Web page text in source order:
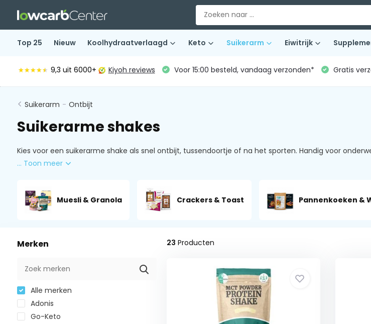
Top 25 Nieuw Koolhydraatverlaagd Keto Suikerarm Eiwitrijk
★★★★★
★★★★★ 9,3 uit 6000+ Kiyoh reviews Voor 15:00 besteld, vandaag verzonden* Gratis
Suikerarm - Ontbijt
Suikerarme shakes
Kies voor een suikerarme shake als snel ontbijt, tussendoortje of na het sporten. Handig voor
... Toon meer
Muesli & Granola Crackers & Toast Pannenkoeken &
Merken
Alle merken
Adonis
Go-Keto
23 Producten